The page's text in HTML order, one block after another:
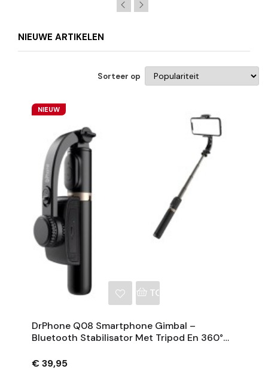
NIEUWE ARTIKELEN
Sorteer op
NIEUW
TOEVOEGEN AAN
DrPhone Q08 Smartphone Gimbal –
Bluetooth Stabilisator Met Tripod En 360°
€ 39,95